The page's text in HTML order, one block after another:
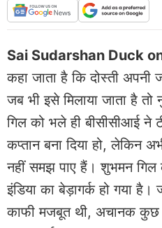
Sai Sudarshan Duck
कहा जाता है कि दोस्ती
जब भी इसे मिलाया जाता है
गिल को भले ही बीसीसीआई ने
कप्तान बना दिया हो, लेकिन
नहीं समझ पाए हैं। शुभमन गिल
इंडिया का बेड़ागर्क हो गया
काफी मजबूत थी, अचानक